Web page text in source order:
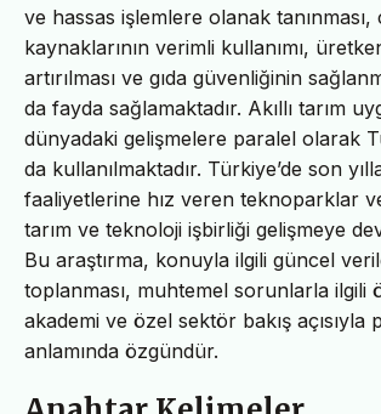
ve hassas işlemlere olanak tanınması,
kaynaklarının verimli kullanımı,
artırılması ve gıda güvenliğinin
da fayda sağlamaktadır. Akıllı tarım
dünyadaki gelişmelere paralel olarak
da kullanılmaktadır. Türkiye’de son
faaliyetlerine hız veren teknoparklar
tarım ve teknoloji işbirliği gelişmeye
Bu araştırma, konuyla ilgili güncel
toplanması, muhtemel sorunlarla ilgili
akademi ve özel sektör bakış açısıyla
anlamında özgündür.